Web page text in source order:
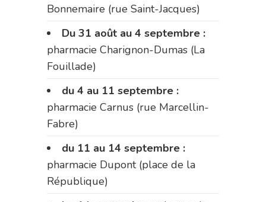
Bonnemaire (rue Saint-Jacques)
Du 31 août au 4 septembre :
pharmacie Charignon-Dumas (La
Fouillade)
du 4 au 11 septembre :
pharmacie Carnus (rue Marcellin-
Fabre)
du 11 au 14 septembre :
pharmacie Dupont (place de la
République)